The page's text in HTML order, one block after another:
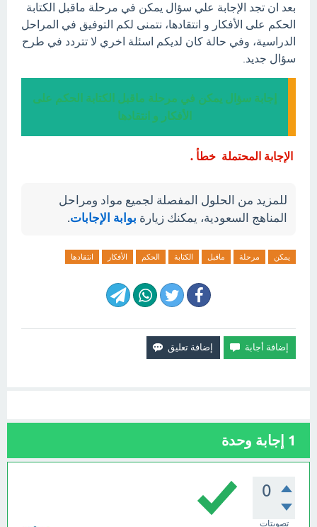
بعد ان تجد الإجابة علي سؤال يمكن في مرحلة ماقبل الكتابة
الحكم على الأفكار و انتقادها، نتمنى لكم التوفيق في المراحل
الدراسية، وفي حالة كان لديكم اسئلة اخري لا تتردد في طرح
سؤال جديد.
إجابة سؤال يمكن في مرحلة ماقبل الكتابة الحكم على
الأفكار و انتقادها
الإجابة المحتملة خطأ .
للمزيد من الحلول المفصلة لجميع مواد ومراحل
المناهج السعودية، يمكنك زيارة بوابة الإجابات.
يمكن مرحلة ماقبل الكتابة الحكم الأفكار انتقادها
1 إجابة وحدة
0
تصويتات